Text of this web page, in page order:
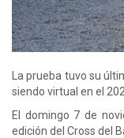
La prueba tuvo su
siendo virtual en el
El domingo 7 de
edición del Cross del